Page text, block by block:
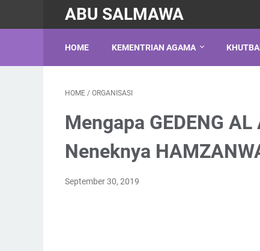
ABU SALMAWA
HOME KEMENTRIAN AGAMA
HOME / ORGANISASI
Mengapa GEDENG
Neneknya
September 30, 2019